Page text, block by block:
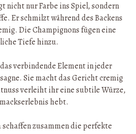
nicht nur Farbe ins Spiel, sondern
Er schmilzt während des Backens
Die Champignons fügen eine
Tiefe hinzu.
verbindende Element in jeder
Sie macht das Gericht cremig
verleiht ihr eine subtile Würze,
hebt.
zusammen die perfekte